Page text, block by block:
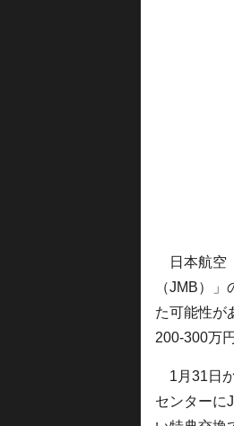
日本航空
（JMB）
た可能性が
200-300万
1月31日
センターに